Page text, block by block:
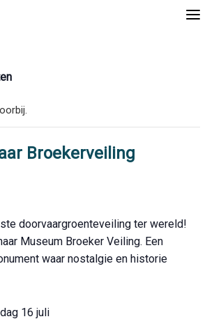
Broekerveiling
doorvaargroenteveiling ter wereld!
Museum Broeker Veiling. Een
waar nostalgie en historie
16 juli